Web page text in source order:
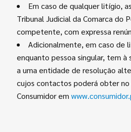
Em caso de qualquer litígio,
Tribunal Judicial da Comarca do
competente, com expressa
Adicionalmente, em caso de
enquanto pessoa singular, tem à
a uma entidade de resolução
cujos contactos poderá obter
Consumidor em